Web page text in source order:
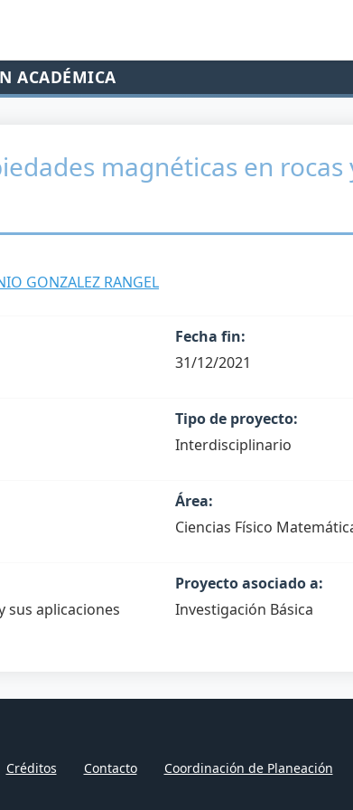
ACADÉMICA
magnéticas en
GONZALEZ RANGEL
Fecha fin:
31/12/2021
Tipo de proyecto:
Interdisciplinario
Área:
Ciencias Físico
sus aplicaciones
Proyecto asociado a:
Investigación Básica
Créditos Contacto Coordinación de Planeación